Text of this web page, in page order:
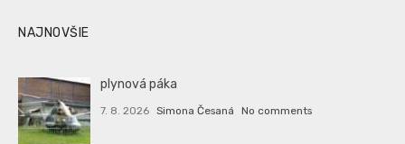
NAJNOVŠIE
plynová páka
7. 8. 2026 Simona Česaná No comments